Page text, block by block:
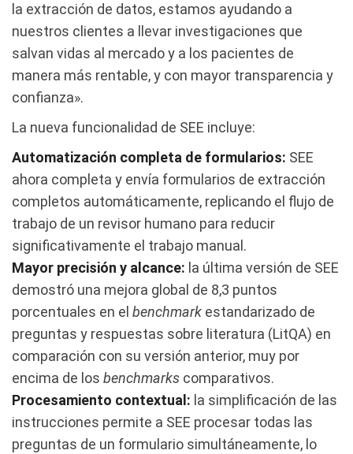
la extracción de datos, estamos ayudando a
nuestros clientes a llevar investigaciones que
salvan vidas al mercado y a los pacientes de
manera más rentable, y con mayor transparencia y
confianza».
La nueva funcionalidad de SEE incluye:
Automatización completa de formularios: SEE
ahora completa y envía formularios de extracción
completos automáticamente, replicando el flujo de
trabajo de un revisor humano para reducir
significativamente el trabajo manual.
Mayor precisión y alcance: la última versión de SEE
demostró una mejora global de 8,3 puntos
porcentuales en el benchmark estandarizado de
preguntas y respuestas sobre literatura (LitQA) en
comparación con su versión anterior, muy por
encima de los benchmarks comparativos.
Procesamiento contextual: la simplificación de las
instrucciones permite a SEE procesar todas las
preguntas de un formulario simultáneamente, lo